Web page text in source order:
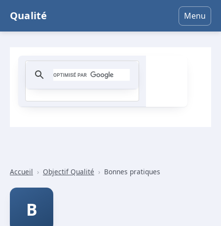
Qualité Menu
Accueil › Objectif Qualité › Bonnes pratiques
B